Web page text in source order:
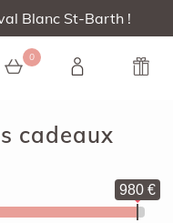
Blanc St-Barth !
0
cadeaux
980 €